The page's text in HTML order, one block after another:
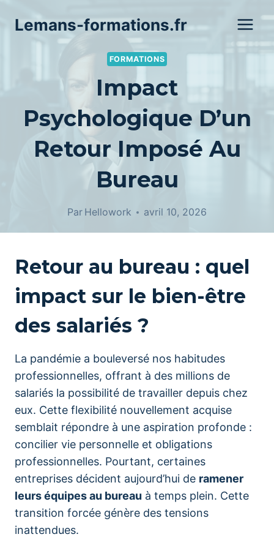
contenu
Lemans-formations.fr
FORMATIONS
Impact
Psychologique D’un
Retour Imposé Au
Bureau
Par Hellowork avril 10, 2026
Retour au bureau : quel
impact sur le bien-être
des salariés ?
La pandémie a bouleversé nos habitudes
professionnelles, offrant à des millions de
salariés la possibilité de travailler depuis chez
eux. Cette flexibilité nouvellement acquise
semblait répondre à une aspiration profonde :
concilier vie personnelle et obligations
professionnelles. Pourtant, certaines
entreprises décident aujourd’hui de ramener
leurs équipes au bureau à temps plein. Cette
transition forcée génère des tensions
inattendues.